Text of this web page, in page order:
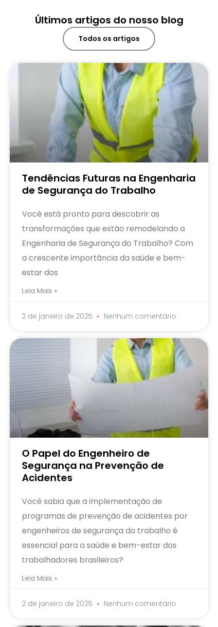
Últimos artigos do nosso blog
Todos os artigos
Tendências Futuras na Engenharia
de Segurança do Trabalho
Você está pronto para descobrir as
transformações que estão remodelando a
Engenharia de Segurança do Trabalho? Com
a crescente importância da saúde e bem-
estar dos
Leia Mais »
2 de janeiro de 2025 Nenhum comentário
O Papel do Engenheiro de
Segurança na Prevenção de
Acidentes
Você sabia que a implementação de
programas de prevenção de acidentes por
engenheiros de segurança do trabalho é
essencial para a saúde e bem-estar dos
trabalhadores brasileiros?
Leia Mais »
2 de janeiro de 2025 Nenhum comentário